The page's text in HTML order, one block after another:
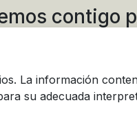
contigo
La información
su adecuada